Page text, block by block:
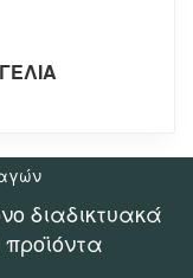
διαδικτυακά
προϊόντα